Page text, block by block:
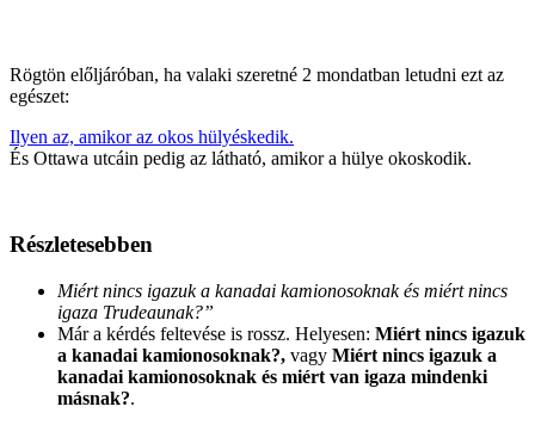
Rögtön előljáróban, ha valaki szeretné 2 mondatban letudni ezt az
egészet:
Ilyen az, amikor az okos hülyéskedik.
És Ottawa utcáin pedig az látható, amikor a hülye okoskodik.
Részletesebben
Miért nincs igazuk a kanadai kamionosoknak és miért nincs
igaza Trudeaunak?”
Már a kérdés feltevése is rossz. Helyesen: Miért nincs igazuk
a kanadai kamionosoknak?, vagy Miért nincs igazuk a
kanadai kamionosoknak és miért van igaza mindenki
másnak?.